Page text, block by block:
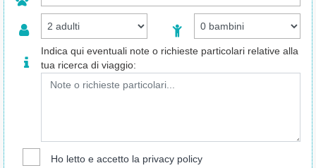
Indica qui eventuali note o richieste particolari relative alla
tua ricerca di viaggio:
Ho letto e accetto la privacy policy